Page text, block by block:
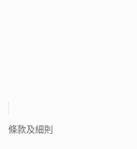
條款及細則